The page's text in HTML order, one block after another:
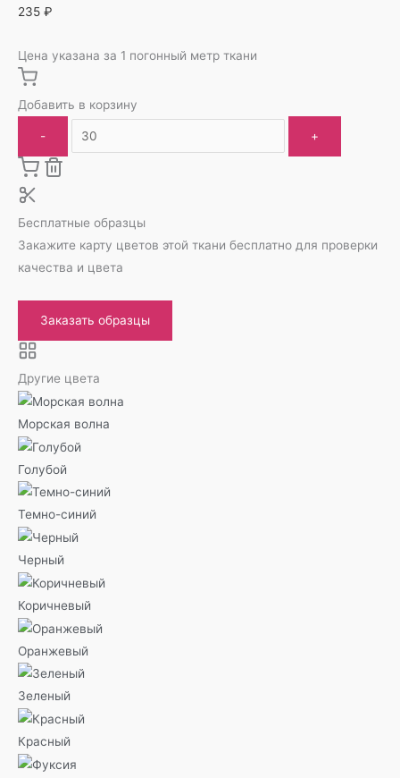
235 ₽
Цена указана за 1 погонный метр ткани
Добавить в корзину
- +
Бесплатные образцы
Закажите карту цветов этой ткани бесплатно для проверки
качества и цвета
Заказать образцы
Другие цвета
Морская волна
Голубой
Темно-синий
Черный
Коричневый
Оранжевый
Зеленый
Красный